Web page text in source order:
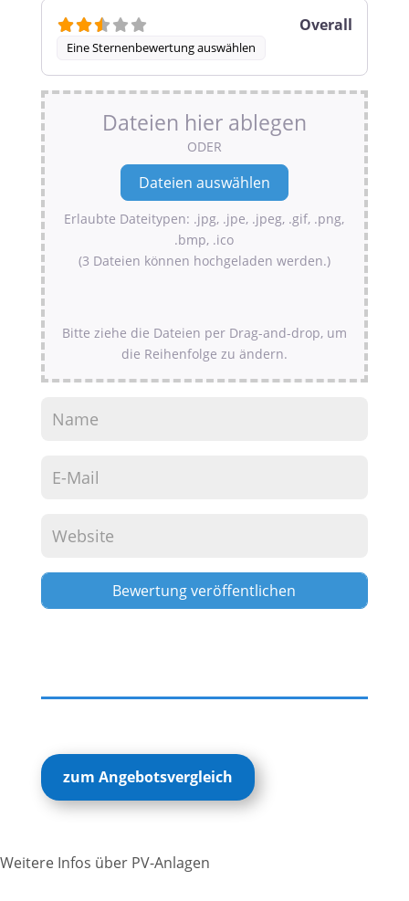
Eine Sternenbewertung auswählen
Overall
Dateien hier ablegen
ODER
Erlaubte Dateitypen: .jpg, .jpe, .jpeg, .gif, .png,
.bmp, .ico
(3 Dateien können hochgeladen werden.)
Bitte ziehe die Dateien per Drag-and-drop, um
die Reihenfolge zu ändern.
zum Angebotsvergleich
Weitere Infos über PV-Anlagen